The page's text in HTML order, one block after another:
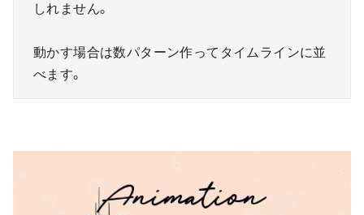
しれません。
動かす場合は数パターン作ってタイムラインに並
べます。